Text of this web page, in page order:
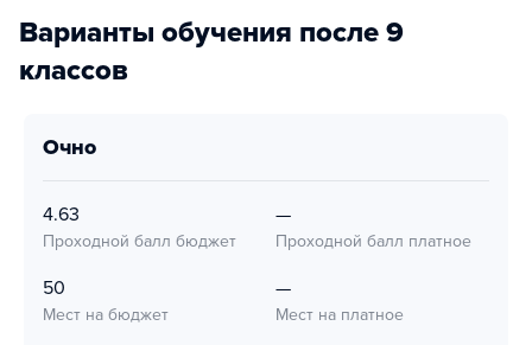
Варианты обучения после 9
классов
очно
4.63
Проходной балл бюджет
—
Проходной балл платное
50
Мест на бюджет
—
Мест на платное